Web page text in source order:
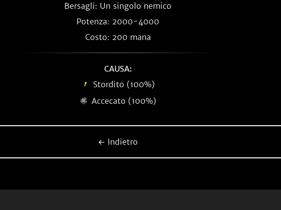
Bersagli: Un singolo nemico
Potenza: 2000-4000
Costo: 200 mana
CAUSA:
Stordito (100%)
Accecato (100%)
← Indietro